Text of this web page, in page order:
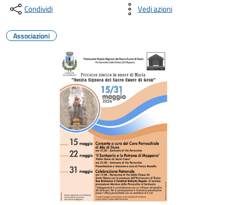
Condividi Vedi azioni
Associazioni